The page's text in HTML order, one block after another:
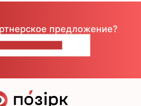
предложение?